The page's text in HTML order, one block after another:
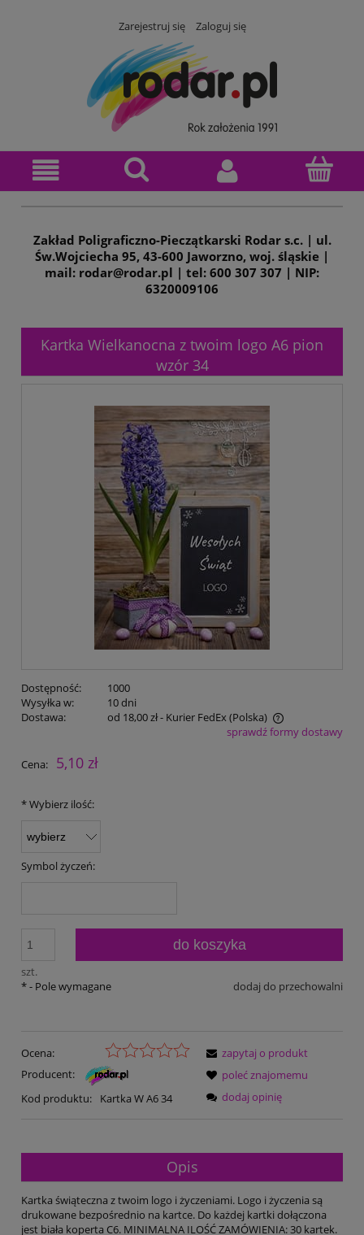
Zarejestruj się Zaloguj się
Zakład Poligraficzno-Pieczątkarski Rodar s.c. | ul.
Św.Wojciecha 95, 43-600 Jaworzno, woj. śląskie |
mail: rodar@rodar.pl | tel: 600 307 307 | NIP:
6320009106
Kartka Wielkanocna z twoim logo A6 pion
wzór 34
Dostępność:
1000
Wysyłka w:
10 dni
Dostawa:
od 18,00 zł- Kurier FedEx(Polska)
Cena nie zawiera ewentualnych kosztów płatnościsprawdź formy dostawy
Cena: 5,10 zł
*Wybierz ilość:
Symbol życzeń:
szt.
do koszyka
dodaj do przechowalni
*- Pole wymagane
Ocena:
Producent:
Kod produktu:
Kartka W A6 34
zapytaj o produkt
poleć znajomemu
dodaj opinię
Opis
Kartka świąteczna z twoim logo i życzeniami. Logo i życzenia są
drukowane bezpośrednio na kartce. Do każdej kartki dołączona
jest biała koperta C6. MINIMALNA ILOŚĆ ZAMÓWIENIA: 30 kartek.